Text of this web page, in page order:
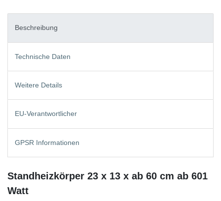
Beschreibung
Technische Daten
Weitere Details
EU-Verantwortlicher
GPSR Informationen
Standheizkörper 23 x 13 x ab 60 cm ab 601
Watt